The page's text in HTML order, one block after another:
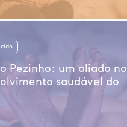
Pezinho: um aliado no
saudável do